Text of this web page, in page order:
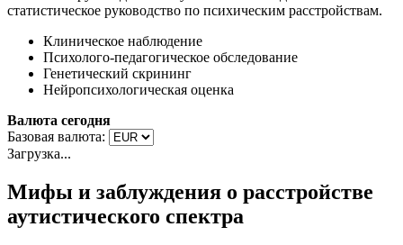
статистическое руководство по психическим расстройствам.
Клиническое наблюдение
Психолого-педагогическое обследование
Генетический скрининг
Нейропсихологическая оценка
Валюта сегодня
Базовая валюта:
Загрузка...
Мифы и заблуждения о расстройстве
аутистического спектра